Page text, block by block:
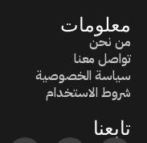
معلومات
من نحن
تواصل معنا
سياسة الخصوصية
شروط الاستخدام
تابعنا